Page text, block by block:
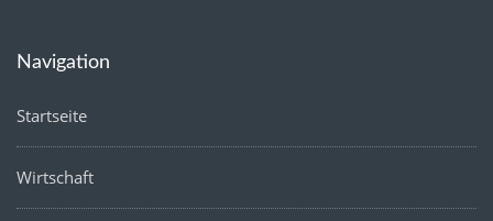
Navigation
Startseite
Wirtschaft